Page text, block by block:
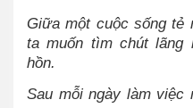
Giữa một cuộc sống tẻ
ta muốn tìm chút lãng
hồn.
Sau mỗi ngày làm việc